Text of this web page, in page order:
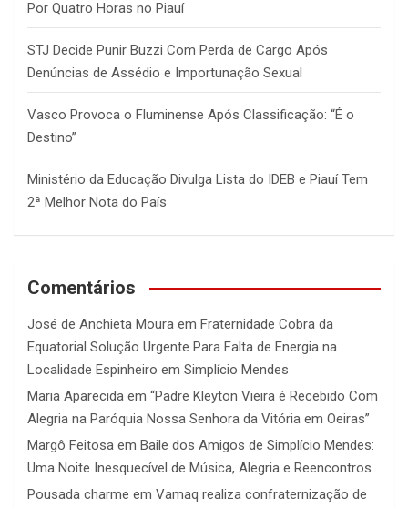
Por Quatro Horas no Piauí
STJ Decide Punir Buzzi Com Perda de Cargo Após
Denúncias de Assédio e Importunação Sexual
Vasco Provoca o Fluminense Após Classificação: “É o
Destino”
Ministério da Educação Divulga Lista do IDEB e Piauí Tem
2ª Melhor Nota do País
Comentários
José de Anchieta Moura em Fraternidade Cobra da
Equatorial Solução Urgente Para Falta de Energia na
Localidade Espinheiro em Simplício Mendes
Maria Aparecida em “Padre Kleyton Vieira é Recebido Com
Alegria na Paróquia Nossa Senhora da Vitória em Oeiras”
Margô Feitosa em Baile dos Amigos de Simplício Mendes:
Uma Noite Inesquecível de Música, Alegria e Reencontros
Pousada charme em Vamaq realiza confraternização de